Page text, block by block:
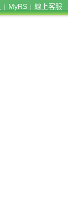
MyRS 線上客服